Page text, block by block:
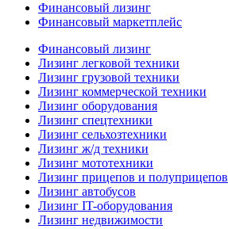
Финансовый лизинг
Финансовый маркетплейс
Финансовый лизинг
Лизинг легковой техники
Лизинг грузовой техники
Лизинг коммерческой техники
Лизинг оборудования
Лизинг спецтехники
Лизинг сельхозтехники
Лизинг ж/д техники
Лизинг мототехники
Лизинг прицепов и полуприцепов
Лизинг автобусов
Лизинг IT-оборудования
Лизинг недвижимости